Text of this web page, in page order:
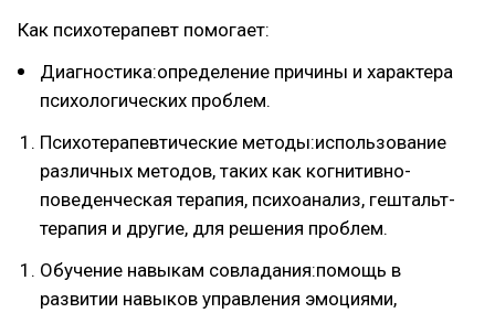
Как психотерапевт помогает:
Диагностика:определение причины и характера
психологических проблем.
Психотерапевтические методы:использование
различных методов, таких как когнитивно-
поведенческая терапия, психоанализ, гештальт-
терапия и другие, для решения проблем.
Обучение навыкам совладания:помощь в
развитии навыков управления эмоциями,